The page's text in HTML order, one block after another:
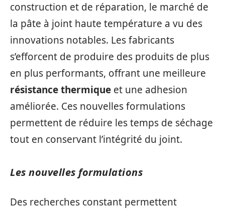
construction et de réparation, le marché de
la pâte à joint haute température a vu des
innovations notables. Les fabricants
s’efforcent de produire des produits de plus
en plus performants, offrant une meilleure
résistance thermique et une adhesion
améliorée. Ces nouvelles formulations
permettent de réduire les temps de séchage
tout en conservant l’intégrité du joint.
Les nouvelles formulations
Des recherches constant permettent